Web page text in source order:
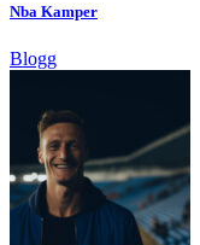
Nba Kamper
Blogg